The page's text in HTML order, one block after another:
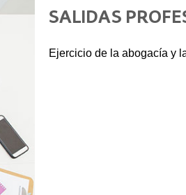
SALIDAS
Ejercicio de la abogacía y